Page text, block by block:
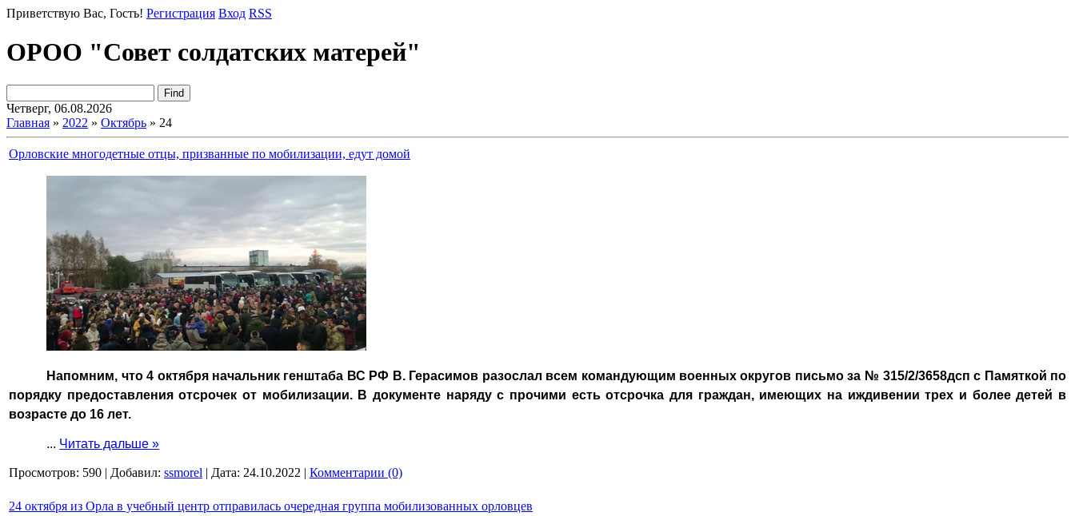
Приветствую Вас, Гость! Регистрация Вход RSS
ОРОО "Совет солдатских матерей"
Четверг, 06.08.2026
Главная » 2022 » Октябрь » 24
Орловские многодетные отцы, призванные по мобилизации, едут домой
Напомним, что 4 октября начальник генштаба ВС РФ В. Герасимов разослал всем командующим военных округов письмо за № 315/2/3658дсп с Памяткой по
порядку предоставления отсрочек от мобилизации. В документе наряду с прочими есть отсрочка для граждан, имеющих на иждивении трех и более детей в
возрасте до 16 лет.
... Читать дальше »
Просмотров: 590 | Добавил: ssmorel | Дата: 24.10.2022 | Комментарии (0)
24 октября из Орла в учебный центр отправилась очередная группа мобилизованных орловцев